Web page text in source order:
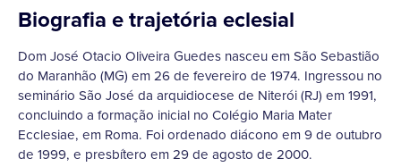
Biografia e trajetória eclesial
Dom José Otacio Oliveira Guedes nasceu em São Sebastião
do Maranhão (MG) em 26 de fevereiro de 1974. Ingressou no
seminário São José da arquidiocese de Niterói (RJ) em 1991,
concluindo a formação inicial no Colégio Maria Mater
Ecclesiae, em Roma. Foi ordenado diácono em 9 de outubro
de 1999, e presbítero em 29 de agosto de 2000.